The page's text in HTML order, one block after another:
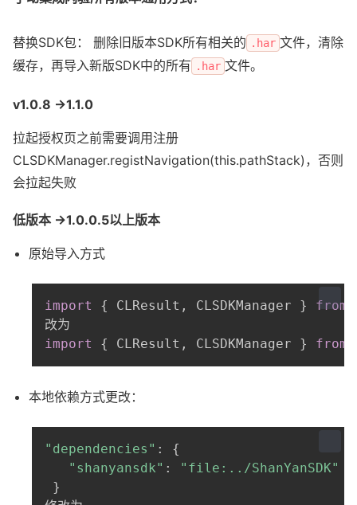
替换SDK包： 删除旧版本SDK所有相关的 .har 文件，清除
缓存，再导入新版SDK中的所有 .har 文件。
v1.0.8 ->1.1.0
拉起授权页之前需要调用注册
CLSDKManager.registNavigation(this.pathStack)，否则
会拉起失败
低版本 ->1.0.0.5以上版本
原始导入方式
import { CLResult , CLSDKManager } from
import
{ CLResult , CLSDKManager } from
本地依赖方式更改：
"dependencies" :
{
"shanyansdk" :
"file:../ShanYanSDK"
}